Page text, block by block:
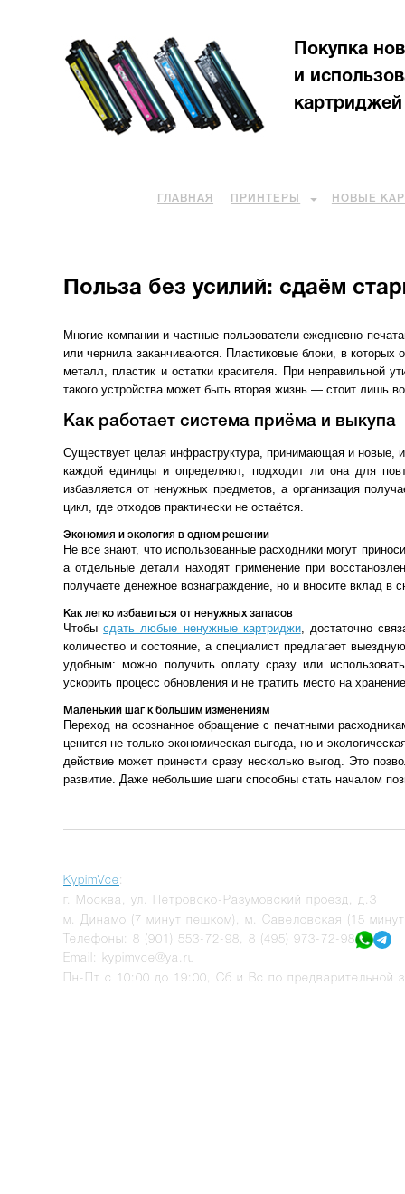
Покупка
и
картриджей
ГЛАВНАЯ ПРИНТЕРЫ НОВЫЕ
Польза без усилий: сдаём
Многие компании и частные пользователи ежедневно
или чернила заканчиваются. Пластиковые блоки, в
металл, пластик и остатки красителя. При неправильной
такого устройства может быть вторая жизнь — стоит лишь
Как работает система приёма и выкупа
Существует целая инфраструктура, принимающая и новые,
каждой единицы и определяют, подходит ли она для
избавляется от ненужных предметов, а организация
цикл, где отходов практически не остаётся.
Экономия и экология в одном решении
Не все знают, что использованные расходники могут
а отдельные детали находят применение при
получаете денежное вознаграждение, но и вносите вклад в
Как легко избавиться от ненужных запасов
Чтобысдать любые ненужные картриджи, достаточно
количество и состояние, а специалист предлагает
удобным: можно получить оплату сразу или
ускорить процесс обновления и не тратить место на
Маленький шаг к большим изменениям
Переход на осознанное обращение с печатными
ценится не только экономическая выгода, но и
действие может принести сразу несколько выгод. Это
развитие. Даже небольшие шаги способны стать началом
KypimVce:
г.
Москва
ул. Петровско-Разумовский проезд, д.3
м. Динамо (7 минут пешком), м. Савеловская (15
Телефоны: 8 (901) 553-72-98
8 (495) 973-72-98
Email: kypimvce@ya.ru
Пн-Пт с 10:00 до 19:00, Сб и Вс по предварительной